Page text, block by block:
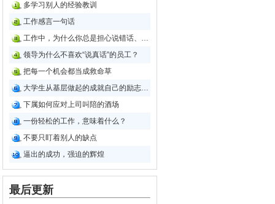
多学习别人的经验教训
工作感言一句话
工作中，为什么你总是担心说错话、做错事？
领导为什么不喜欢“说真话”的员工？
把每一个机会都当成救命草
大学生从基层做起的成就自己的励志故事
下属如何应对上司叫陪的酒场
一份轻松的工作，意味着什么？
不要只盯着别人的缺点
逼出的成功，强迫的辉煌
最后更新